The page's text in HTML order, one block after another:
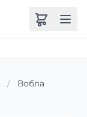
/
Вобла